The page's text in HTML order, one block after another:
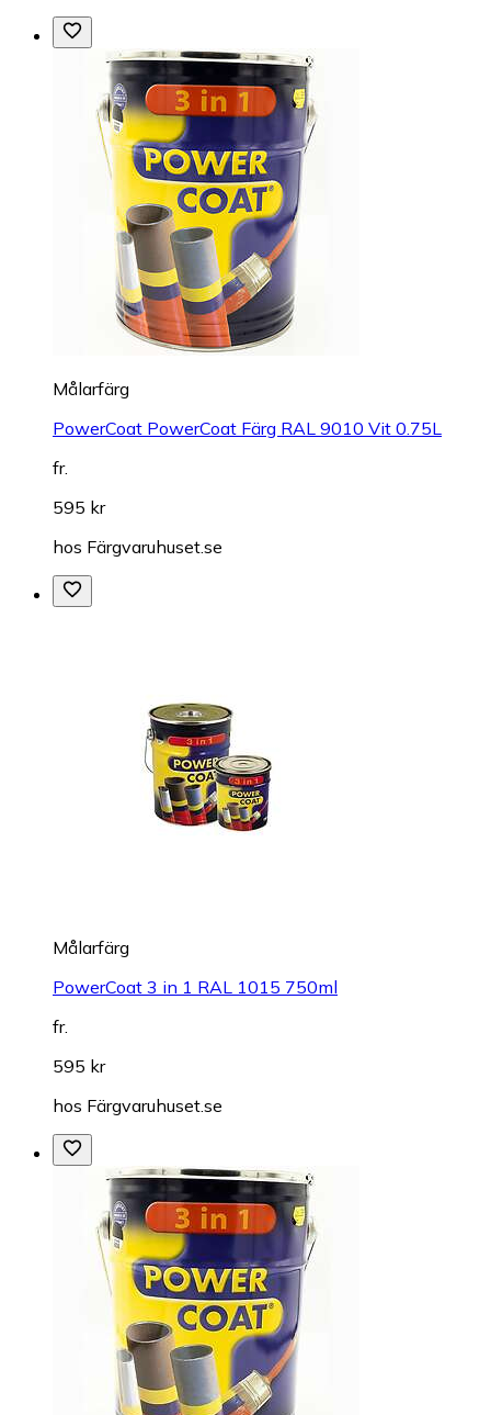
Målarfärg
PowerCoat PowerCoat Färg RAL 9010 Vit 0.75L
fr.
595 kr
hos Färgvaruhuset.se
Målarfärg
PowerCoat 3 in 1 RAL 1015 750ml
fr.
595 kr
hos Färgvaruhuset.se